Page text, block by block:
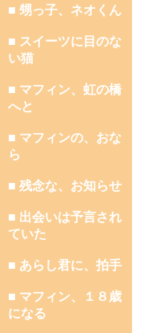
■ 甥っ子、ネオくん
■ スイーツに目のな
い猫
■ マフィン、虹の橋
へと
■ マフィンの、おな
ら
■ 残念な、お知らせ
■ 出会いは予言され
ていた
■ あらし君に、拍手
■ マフィン、１８歳
になる